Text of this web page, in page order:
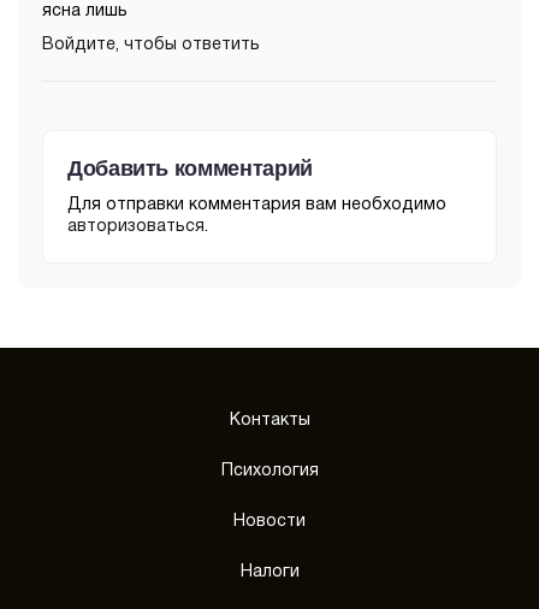
ясна лишь
Войдите, чтобы ответить
Добавить комментарий
Для отправки комментария вам необходимо
авторизоваться.
Контакты
Психология
Новости
Налоги